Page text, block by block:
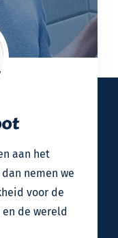
aan het
nemen we
voor de
de wereld